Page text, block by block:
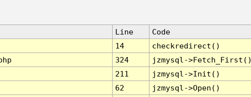
Line
Code
14
checkredirect()
324
jzmysql-
211
jzmysql->Init()
62
jzmysql->Open()